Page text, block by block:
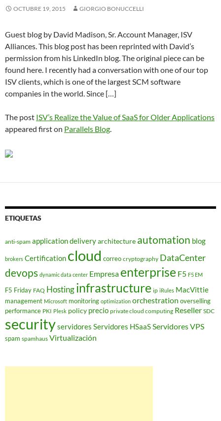
OCTUBRE 19, 2015 GIORGIO BONUCCELLI
Guest blog by David Madison, Sr. Account Manager, ISV
Alliances. This blog post has been reprinted with David’s
permission from his LinkedIn blog. The original piece can be
found here. I recently had a conversation with one of our top
ISV clients, which is one of the largest SCM software
companies in the world. Since […]
The post ISV’s Realize the Value of SaaS for Older Applications
appeared first on Parallels Blog.
ETIQUETAS
anti-spam application deliveryarchitecture automation blog
brokers Certification cloud correo cryptography DataCenter
devops dynamic data center Empresa enterprise F5 F5 EM
F5 Friday FAQ Hostinginfrastructure ip iRules MacVittie
management Microsoft monitoring optimization orchestration overselling
performance PKI Plesk policy precio private cloud computing Reseller SDC
securityservidores Servidores HSaaSServidores VPS
spam spamhaus Virtualización